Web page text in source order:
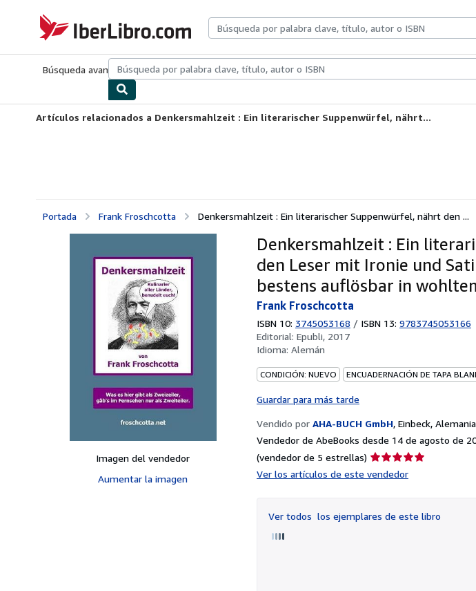
IberLibro.com
Búsqueda avanzadaColecciones Libros antiguosArte y coleccionismo
Artículos relacionados a Denkersmahlzeit : Ein literarischer Suppenwürfel, nährt...
Portada Frank Froschcotta Denkersmahlzeit : Ein literarischer Suppenwürfel, nährt den ...
Imagen del vendedor
Aumentar la imagen
Denkersmahlzeit : Ein
den Leser mit Ironie und
bestens auflösbar in
Frank Froschcotta
ISBN 10: 3745053168 / ISBN 13: 9783745053166
Editorial: Epubli, 2017
Idioma: Alemán
CONDICIÓN: NUEVO ENCUADERNACIÓN DE TAPA
Guardar para más tarde
Vendido por AHA-BUCH GmbH, Einbeck, Alemania
Vendedor de AbeBooks desde 14 de agosto de
(vendedor de 5 estrellas) Calificación
Ver los artículos de este vendedor
Ver todos los ejemplares de este libro